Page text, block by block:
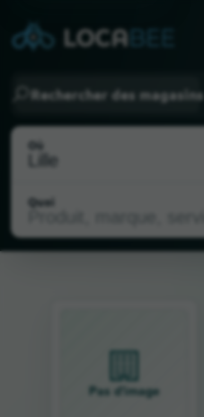
Rechercher des magasins
Où
Quoi
Choisir ma localisation
Pas d'image